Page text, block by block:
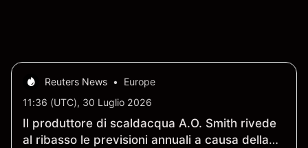
Reuters News •
Europe
11:36 (UTC), 30 Luglio 2026
Il produttore di scaldacqua A.O. Smith rivede
al ribasso le previsioni annuali a causa della